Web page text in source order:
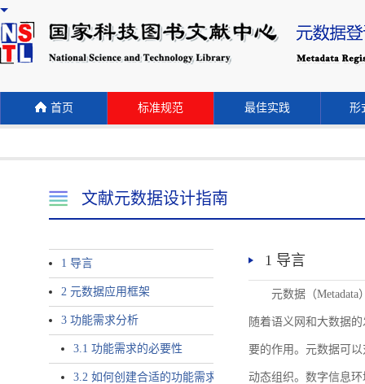
首页 标准规范 最佳实践 形
文献元数据设计指南
1 导言
2 元数据应用框架
3 功能需求分析
3.1 功能需求的必要性
3.2 如何创建合适的功能需求
1 导言
元数据（
随着语义网和大数据
要的作用。元数据可
动态组织。数字信息